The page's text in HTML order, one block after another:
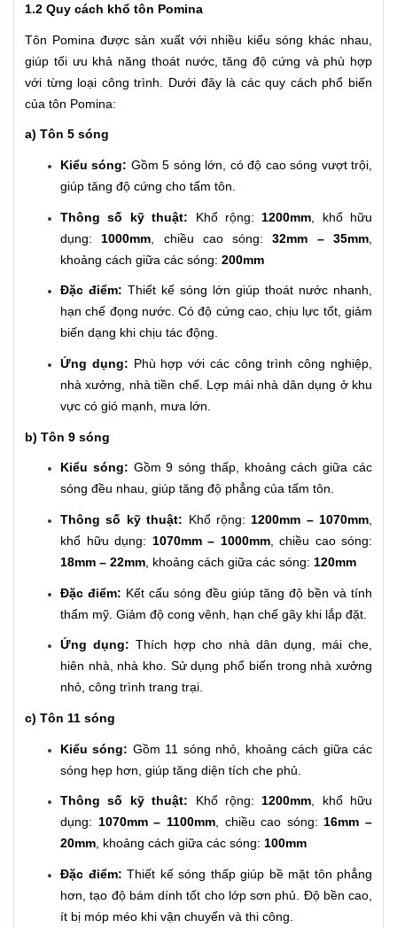
1.2 Quy cách khổ tôn Pomina
Tôn Pomina được sản xuất với nhiều kiểu sóng khác nhau,
giúp tối ưu khả năng thoát nước, tăng độ cứng và phù hợp
với từng loại công trình. Dưới đây là các quy cách phổ biến
của tôn Pomina:
a) Tôn 5 sóng
Kiểu sóng: Gồm 5 sóng lớn, có độ cao sóng vượt trội,
giúp tăng độ cứng cho tấm tôn.
Thông số kỹ thuật: Khổ rộng: 1200mm , khổ hữu
dụng: 1000mm , chiều cao sóng:32mm – 35mm
khoảng cách giữa các sóng: 200mm
Đặc điểm: Thiết kế sóng lớn giúp thoát nước nhanh,
hạn chế đọng nước. Có độ cứng cao, chịu lực tốt, giảm
biến dạng khi chịu tác động.
Ứng dụng: Phù hợp với các công trình công nghiệp,
nhà xưởng, nhà tiền chế. Lợp mái nhà dân dụng ở khu
vực có gió mạnh, mưa lớn.
b) Tôn 9 sóng
Kiểu sóng: Gồm 9 sóng thấp, khoảng cách giữa các
sóng đều nhau, giúp tăng độ phẳng của tấm tôn.
Thông số kỹ thuật: Khổ rộng: 1200mm – 1070mm
khổ hữu dụng: 1070mm – 1000mm, chiều cao sóng:
18mm – 22mm , khoảng cách giữa các sóng: 120mm
Đặc điểm: Kết cấu sóng đều giúp tăng độ bền và tính
thẩm mỹ. Giảm độ cong vênh, hạn chế gãy khi lắp đặt.
Ứng dụng: Thích hợp cho nhà dân dụng, mái che,
hiên nhà, nhà kho. Sử dụng phổ biến trong nhà xưởng
nhỏ, công trình trang trại.
c) Tôn 11 sóng
Kiểu sóng: Gồm 11 sóng nhỏ, khoảng cách giữa các
sóng hẹp hơn, giúp tăng diện tích che phủ.
Thông số kỹ thuật: Khổ rộng: 1200mm , khổ hữu
dụng: 1070mm – 1100mm, chiều cao sóng: 16mm –
20mm , khoảng cách giữa các sóng: 100mm
Đặc điểm: Thiết kế sóng thấp giúp bề mặt tôn phẳng
hơn, tạo độ bám dính tốt cho lớp sơn phủ. Độ bền cao,
ít bị móp méo khi vận chuyển và thi công.